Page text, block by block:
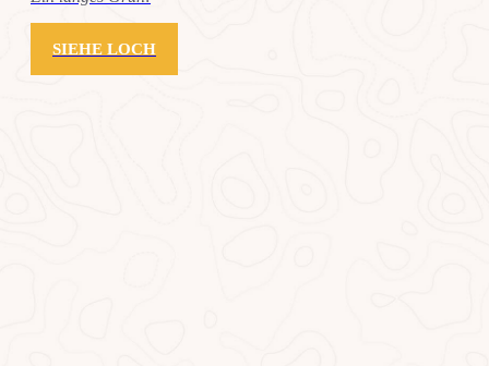
SIEHE LOCH